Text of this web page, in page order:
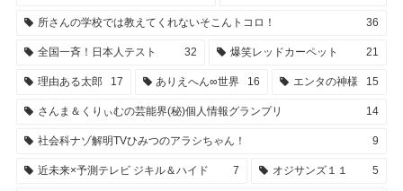
所さんの学校では教えてくれないそこんトコロ！ 36
全国一斉！日本人テスト 32 爆笑レッドカーペット 21
理由ある太郎 17 ありえへん∞世界 16 エンタの神様 15
さんま＆くりぃむの芸能界(秘)個人情報グランプリ 14
社会科ナゾ解明TVひみつのアラシちゃん！ 9
近未来×予測テレビ ジキル＆ハイド 7 オジサンズ１１ 5